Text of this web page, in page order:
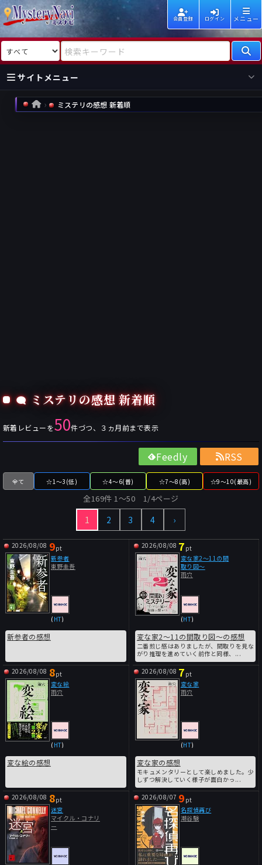
会員登録 ログイン メニュー
検索対象 検索キーワード
サイトメニュー
国内
海外
HOME ミステリの感想 新着順
ミステリの感想 新着順
新着レビューを50件づつ、３ヵ月前まで表示
Feedly RSS
全て ☆1～3(低) ☆4～6(普) ☆7～8(高) ☆9～10(最高)
全169件 1〜50 1/4ページ
1 2 3 4 ›
2026/08/08 9pt
( HT)
新参者の感想
新参者
東野圭吾
2026/08/08 7 pt
(HT)
変な家2～11の間取り図～の感想
二番煎じ感はありましたが、間取りを見な
がり推理を進めていく前作と同様、...
変な家2～11の間
取り図～
雨穴
2026/08/08 8pt
( HT)
変な絵の感想
変な絵
雨穴
2026/08/08 7 pt
(HT)
変な家の感想
モキュメンタリーとして楽しめました。少
しずつ解決していく様子が面白かっ...
変な家
雨穴
2026/08/08 8pt
迷宮
マイクル・コナリ
ー
2026/08/07 9 pt
名探偵再び
潮谷験